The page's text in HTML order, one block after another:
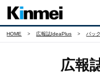
HOME 広報誌IdeaPlus バッ
広報